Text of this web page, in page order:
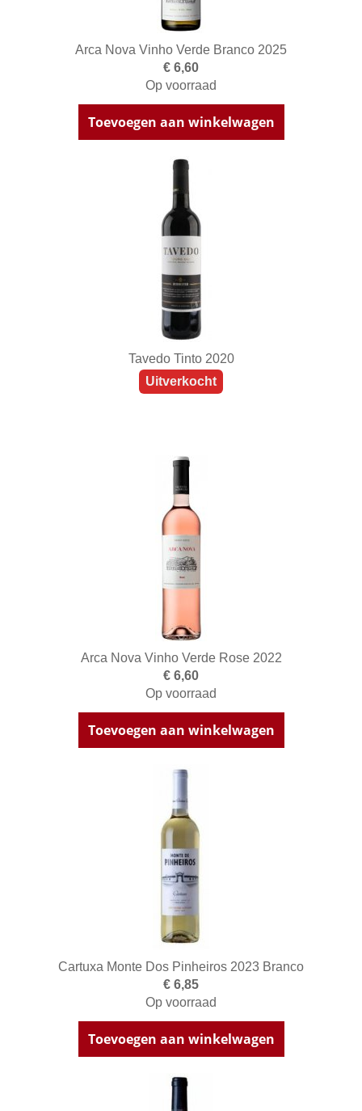
Arca Nova Vinho Verde Branco 2025
€ 6,60
Op voorraad
Toevoegen aan winkelwagen
Tavedo Tinto 2020
Uitverkocht
Arca Nova Vinho Verde Rose 2022
€ 6,60
Op voorraad
Toevoegen aan winkelwagen
Cartuxa Monte Dos Pinheiros 2023 Branco
€ 6,85
Op voorraad
Toevoegen aan winkelwagen